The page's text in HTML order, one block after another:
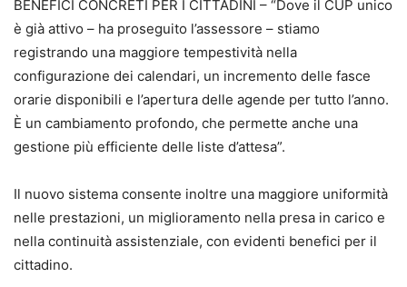
BENEFICI CONCRETI PER I CITTADINI – “Dove il CUP unico
è già attivo – ha proseguito l’assessore – stiamo
registrando una maggiore tempestività nella
configurazione dei calendari, un incremento delle fasce
orarie disponibili e l’apertura delle agende per tutto l’anno.
È un cambiamento profondo, che permette anche una
gestione più efficiente delle liste d’attesa”.
Il nuovo sistema consente inoltre una maggiore uniformità
nelle prestazioni, un miglioramento nella presa in carico e
nella continuità assistenziale, con evidenti benefici per il
cittadino.